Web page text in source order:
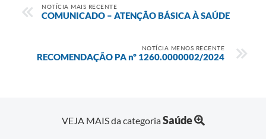
NOTÍCIA MAIS RECENTE
COMUNICADO – ATENÇÃO BÁSICA À SAÚDE
NOTÍCIA MENOS RECENTE
RECOMENDAÇÃO PA nº 1260.0000002/2024
VEJA MAIS da categoriaSaúde